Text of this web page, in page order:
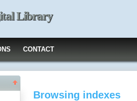
Library
CONTACT
Browsing indexes